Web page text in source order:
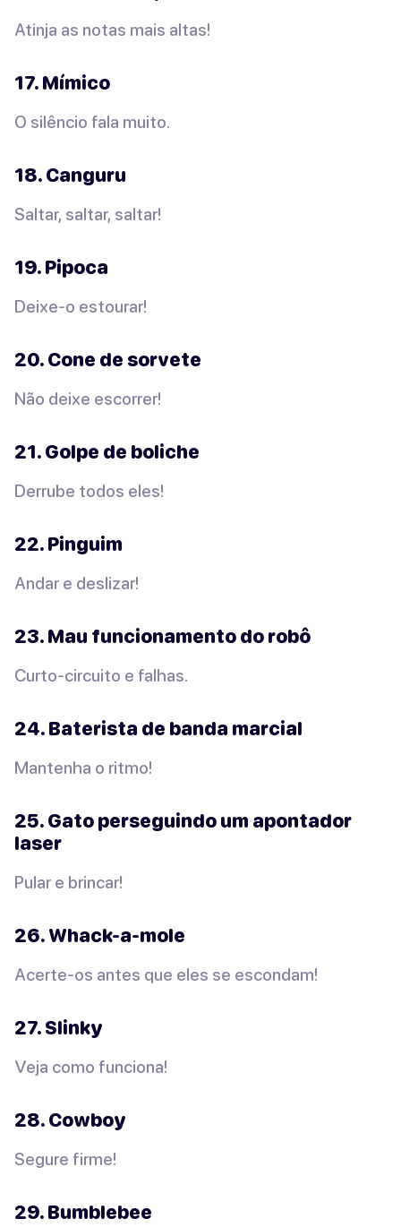
Atinja as notas mais altas!
17. Mímico
O silêncio fala muito.
18. Canguru
Saltar, saltar, saltar!
19. Pipoca
Deixe-o estourar!
20. Cone de sorvete
Não deixe escorrer!
21. Golpe de boliche
Derrube todos eles!
22. Pinguim
Andar e deslizar!
23. Mau funcionamento do robô
Curto-circuito e falhas.
24. Baterista de banda marcial
Mantenha o ritmo!
25. Gato perseguindo um apontador
laser
Pular e brincar!
26. Whack-a-mole
Acerte-os antes que eles se escondam!
27. Slinky
Veja como funciona!
28. Cowboy
Segure firme!
29. Bumblebee